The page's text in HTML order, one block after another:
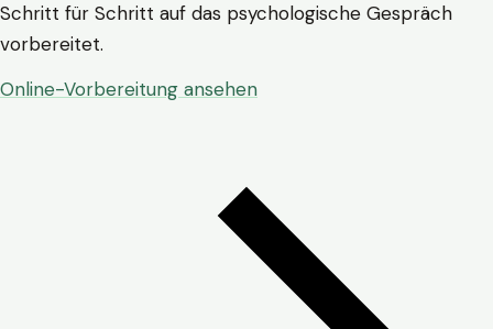
Schritt für Schritt auf das psychologische Gespräch
vorbereitet.
Online-Vorbereitung ansehen